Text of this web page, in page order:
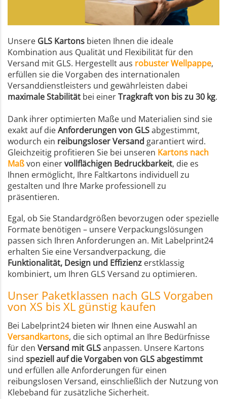
Unsere GLS Kartons bieten Ihnen die ideale
Kombination aus Qualität und Flexibilität für den
Versand mit GLS. Hergestellt aus robuster Wellpappe,
erfüllen sie die Vorgaben des internationalen
Versanddienstleisters und gewährleisten dabei
maximale Stabilität bei einerTragkraft von bis zu 30 kg.
Dank ihrer optimierten Maße und Materialien sind sie
exakt auf dieAnforderungen von GLSabgestimmt,
wodurch ein reibungsloser Versand garantiert wird.
Gleichzeitig profitieren Sie bei unseren Kartons nach
Maßvon einervollflächigen Bedruckbarkeit, die es
Ihnen ermöglicht, Ihre Faltkartons individuell zu
gestalten und Ihre Marke professionell zu
präsentieren.
Egal, ob Sie Standardgrößen bevorzugen oder spezielle
Formate benötigen – unsere Verpackungslösungen
passen sich Ihren Anforderungen an. Mit Labelprint24
erhalten Sie eine Versandverpackung, die
Funktionalität, Design und Effizienz erstklassig
kombiniert, um Ihren GLS Versand zu optimieren.
Unser Paketklassen nach GLS Vorgaben
von XS bis XL günstig kaufen
Bei Labelprint24 bieten wir Ihnen eine Auswahl an
Versandkartons, die sich optimal an Ihre Bedürfnisse
für den Versand mit GLSanpassen. Unsere Kartons
sind speziell auf die Vorgaben von GLS abgestimmt
und erfüllen alle Anforderungen für einen
reibungslosen Versand, einschließlich der Nutzung von
Klebeband für zusätzliche Sicherheit.